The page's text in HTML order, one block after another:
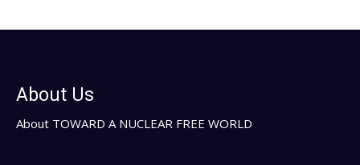
About Us
About TOWARD A NUCLEAR FREE WORLD